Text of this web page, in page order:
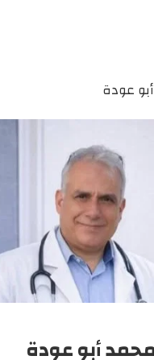
عودة
أبو عودة